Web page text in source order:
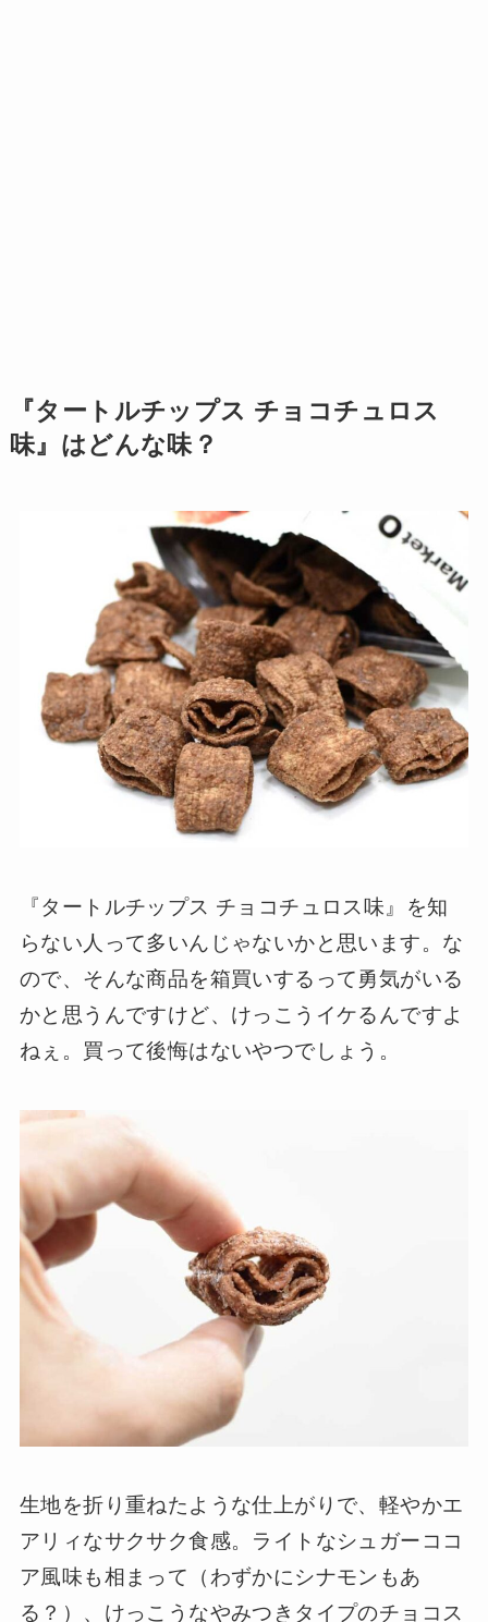
『タートルチップス チョコチュロス
味』はどんな味？
『タートルチップス チョコチュロス味』を知
らない人って多いんじゃないかと思います。な
ので、そんな商品を箱買いするって勇気がいる
かと思うんですけど、けっこうイケるんですよ
ねぇ。買って後悔はないやつでしょう。
生地を折り重ねたような仕上がりで、軽やかエ
アリィなサクサク食感。ライトなシュガーココ
ア風味も相まって（わずかにシナモンもあ
る？）、けっこうなやみつきタイプのチョコス